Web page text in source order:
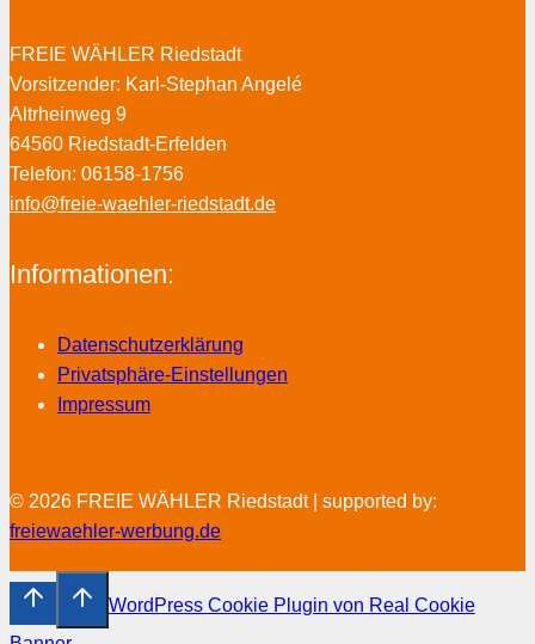
FREIE WÄHLER Riedstadt
Vorsitzender: Karl-Stephan Angelé
Altrheinweg 9
64560 Riedstadt-Erfelden
Telefon: 06158-1756
info@freie-waehler-riedstadt.de
Informationen:
Datenschutzerklärung
Privatsphäre-Einstellungen
Impressum
© 2026 FREIE WÄHLER Riedstadt | supported by:
freiewaehler-werbung.de
WordPress Cookie Plugin von Real Cookie